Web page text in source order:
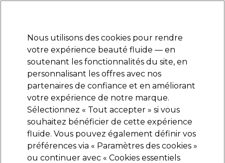
Se connecter
Marques Bons plans Coiffure Electro et Matériel
Livraison et délais
lire la suite
S-PRO Bigoudis en Plastique Mise en Plis
Ø26mm x6
Nous utilisons des cookies pour rendre
votre expérience beauté fluide — en
soutenant les fonctionnalités du site, en
personnalisant les offres avec nos
partenaires de confiance et en améliorant
votre expérience de notre marque.
Sélectionnez « Tout accepter » si vous
souhaitez bénéficier de cette expérience
fluide. Vous pouvez également définir vos
préférences via « Paramètres des cookies »
ou continuer avec « Cookies essentiels